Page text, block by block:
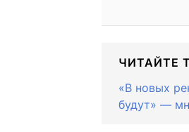
ЧИТАЙТЕ
«В новых
будут» —